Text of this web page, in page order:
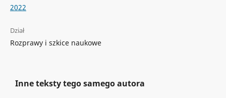
2022
Dział
Rozprawy i szkice naukowe
Inne teksty tego samego autora